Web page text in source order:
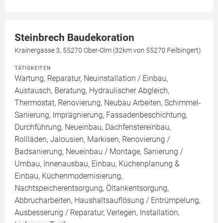
Steinbrech Baudekoration
Krainergasse 3, 55270 Ober-Olm (32km von 55270 Feilbingert)
TÄTIGKEITEN
Wartung, Reparatur, Neuinstallation / Einbau,
Austausch, Beratung, Hydraulischer Abgleich,
Thermostat, Renovierung, Neubau Arbeiten, Schimmel-
Sanierung, Imprägnierung, Fassadenbeschichtung,
Durchführung, Neueinbau, Dachfenstereinbau,
Rollläden, Jalousien, Markisen, Renovierung /
Badsanierung, Neueinbau / Montage, Sanierung /
Umbau, Innenausbau, Einbau, Küchenplanung &
Einbau, Küchenmodernisierung,
Nachtspeicherentsorgung, Öltankentsorgung,
Abbrucharbeiten, Haushaltsauflösung / Entrümpelung,
Ausbesserung / Reparatur, Verlegen, Installation,